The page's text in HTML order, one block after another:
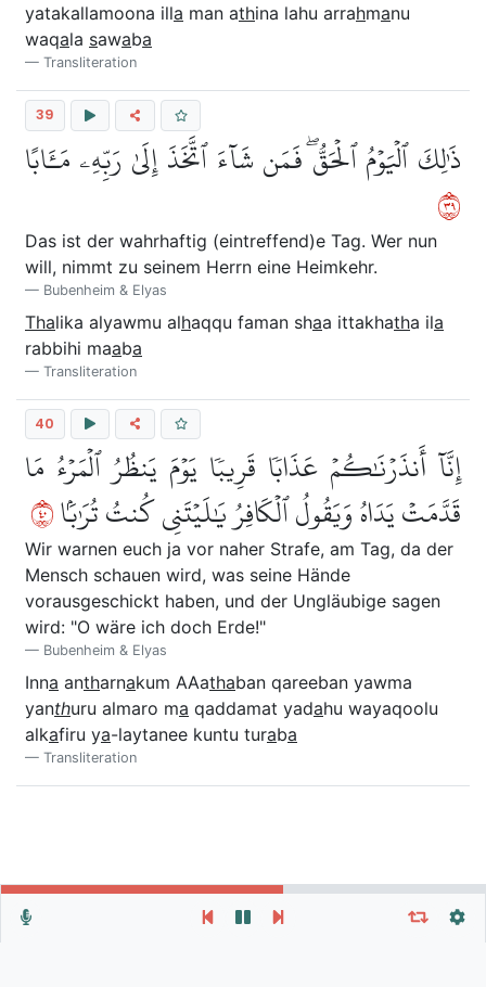
yatakallamoona illa man athina lahu arrahmanu
waqala sawaba
Transliteration
39
ذَٰلِكَ ٱلۡيَوۡمُ ٱلۡحَقُّۖ فَمَن شَآءَ ٱتَّخَذَ إِلَىٰ رَبِّهِۦ مَـَٔابًا
٩٣
Das ist der wahrhaftig (eintreffend)e Tag. Wer nun
will, nimmt zu seinem Herrn eine Heimkehr.
Bubenheim & Elyas
Thalika alyawmu alhaqqu faman shaa ittakhatha ila
rabbihi maaba
Transliteration
40
إِنَّآ أَنذَرۡنَٰكُمۡ عَذَابٗا قَرِيبٗا يَوۡمَ يَنظُرُ ٱلۡمَرۡءُ مَا
قَدَّمَتۡ يَدَاهُ وَيَقُولُ ٱلۡكَافِرُ يَٰلَيۡتَنِي كُنتُ تُرَٰبَۢا٠٤
Wir warnen euch ja vor naher Strafe, am Tag, da der
Mensch schauen wird, was seine Hände
vorausgeschickt haben, und der Ungläubige sagen
wird: "O wäre ich doch Erde!"
Bubenheim & Elyas
Inna antharnakum AAathaban qareeban yawma
yanthuru almaro ma qaddamat yadahu wayaqoolu
alkafiru ya-laytanee kuntu turaba
Transliteration